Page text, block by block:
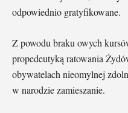
odpowiednio gratyfikowane.
Z powodu braku owych
propedeutyką ratowania
obywatelach nieomylnej
w narodzie zamieszanie.